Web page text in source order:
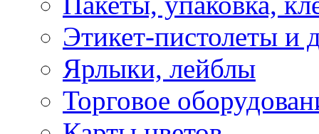
Этикет-пистолеты и
Ярлыки, лейблы
Торговое